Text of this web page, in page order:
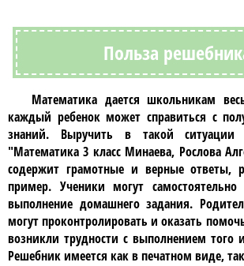
Польза
Математика дается школьникам
каждый ребенок может справиться с
знаний. Выручить в такой
"Математика 3 класс Минаева, Рослова
содержит грамотные и верные ответы,
пример. Ученики могут самостоятельно
выполнение домашнего задания.
могут проконтролировать и оказать
возникли трудности с выполнением того
Решебникимеется как в печатном виде,